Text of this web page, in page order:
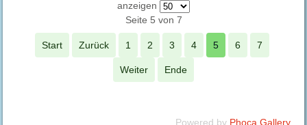
anzeigen
Seite 5 von 7
Start Zurück 1 2 3 4 5 6 7
Weiter Ende
Powered by Phoca Gallery